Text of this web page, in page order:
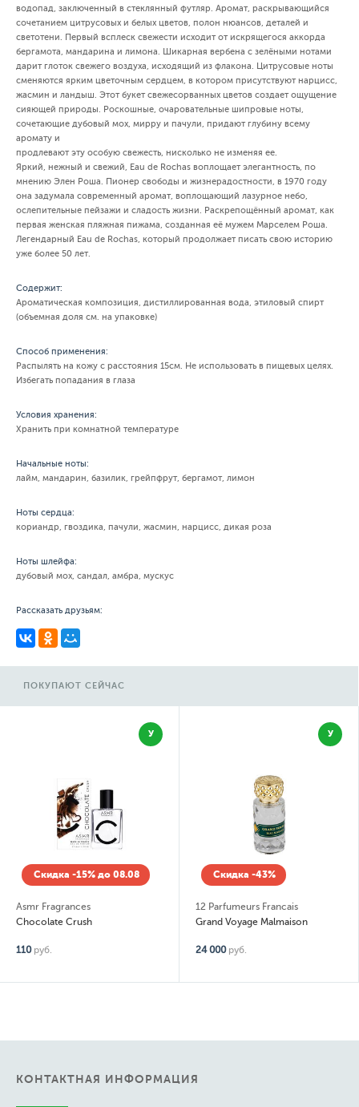
водопад, заключенный в стеклянный футляр. Аромат, раскрывающийся
сочетанием цитрусовых и белых цветов, полон нюансов, деталей и
светотени. Первый всплеск свежести исходит от искрящегося аккорда
бергамота, мандарина и лимона. Шикарная вербена с зелёными нотами
дарит глоток свежего воздуха, исходящий из флакона. Цитрусовые ноты
сменяются ярким цветочным сердцем, в котором присутствуют нарцисс,
жасмин и ландыш. Этот букет свежесорванных цветов создает ощущение
сияющей природы. Роскошные, очаровательные шипровые ноты,
сочетающие дубовый мох, мирру и пачули, придают глубину всему
аромату и
продлевают эту особую свежесть, нисколько не изменяя ее.
Яркий, нежный и свежий, Eau de Rochas воплощает элегантность, по
мнению Элен Роша. Пионер свободы и жизнерадостности, в 1970 году
она задумала современный аромат, воплощающий лазурное небо,
ослепительные пейзажи и сладость жизни. Раскрепощённый аромат, как
первая женская пляжная пижама, созданная её мужем Марселем Роша.
Легендарный Eau de Rochas, который продолжает писать свою историю
уже более 50 лет.
Содержит:
Ароматическая композиция, дистиллированная вода, этиловый спирт
(объемная доля см. на упаковке)
Способ применения:
Распылять на кожу с расстояния 15см. Не использовать в пищевых целях.
Избегать попадания в глаза
Условия хранения:
Хранить при комнатной температуре
Начальные ноты:
лайм, мандарин, базилик, грейпфрут, бергамот, лимон
Ноты сердца:
кориандр, гвоздика, пачули, жасмин, нарцисс, дикая роза
Ноты шлейфа:
дубовый мох, сандал, амбра, мускус
Рассказать друзьям:
ПОКУПАЮТ СЕЙЧАС
У
Скидка -15% до 08.08
Asmr Fragrances
Chocolate Crush
110 руб.
У
Скидка -43%
12 Parfumeurs Francais
Grand Voyage Malmaison
24 000 руб.
КОНТАКТНАЯ ИНФОРМАЦИЯ